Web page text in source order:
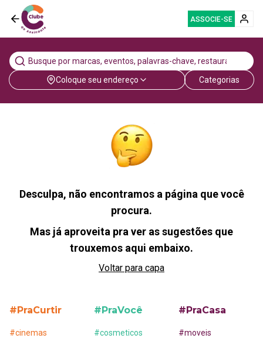
ASSOCIE-SE
Coloque seu endereço Categorias
Desculpa, não encontramos a página que você
procura.
Mas já aproveita pra ver as sugestões que
trouxemos aqui embaixo.
Voltar para capa
#PraCurtir
#cinemas
#PraVocê
#cosmeticos
#PraCasa
#moveis